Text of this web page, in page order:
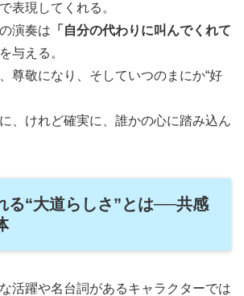
表現してくれる。
演奏は 「自分の代わりに叫んでくれて
を与える。
尊敬になり、そしていつのまにか“好
、けれど確実に、誰かの心に踏み込ん
る“大道らしさ”とは──共感
活躍や名台詞があるキャラクターでは